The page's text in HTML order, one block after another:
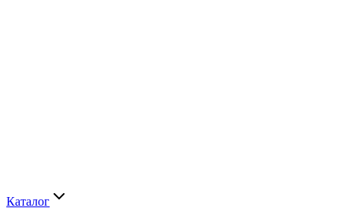
Каталог